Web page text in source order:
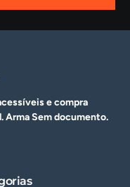
e compra
ArmaSem documento.